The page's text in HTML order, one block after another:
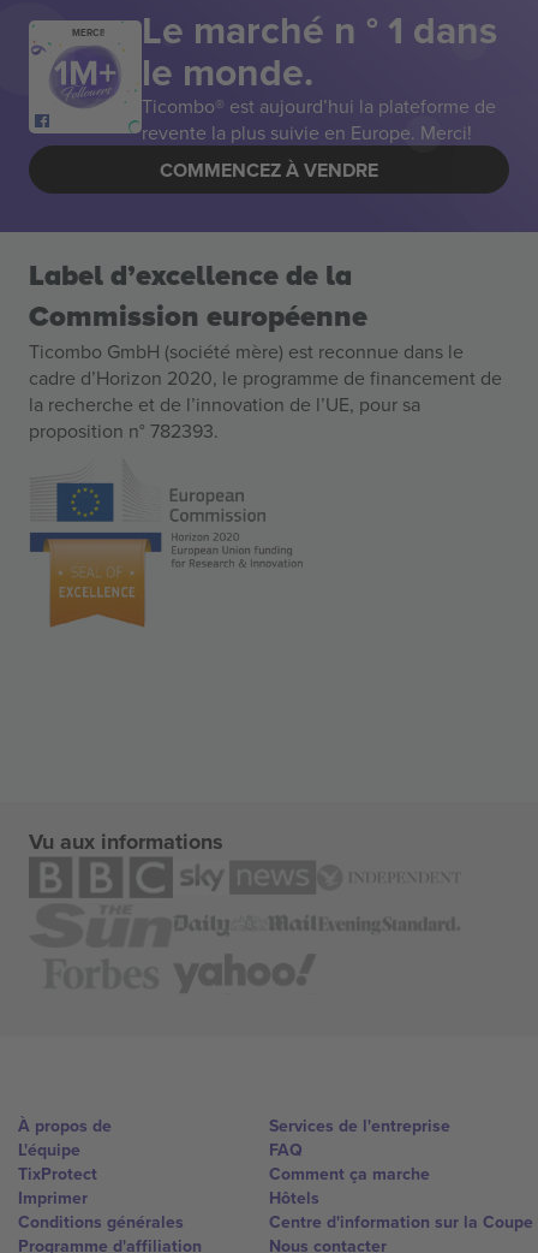
MERCI! Le marché n ° 1 dans
le monde.
Ticombo® est aujourd’hui la plateforme de
revente la plus suivie en Europe. Merci!
COMMENCEZ À VENDRE
Label d’excellence de la
Commission européenne
Ticombo GmbH (société mère) est reconnue dans le
cadre d’Horizon 2020, le programme de financement de
la recherche et de l’innovation de l’UE, pour sa
proposition n° 782393.
Vu aux informations
À propos de
L'équipe
TixProtect
Imprimer
Conditions générales
Programme d'affiliation
Services de l'entreprise
FAQ
Comment ça marche
Hôtels
Centre d'information sur la Coupe
Nous contacter